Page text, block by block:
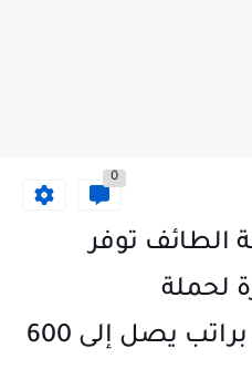
0
الطائف توفر
لحملة
البكالوريوس فأعلى براتب يصل إلى 600